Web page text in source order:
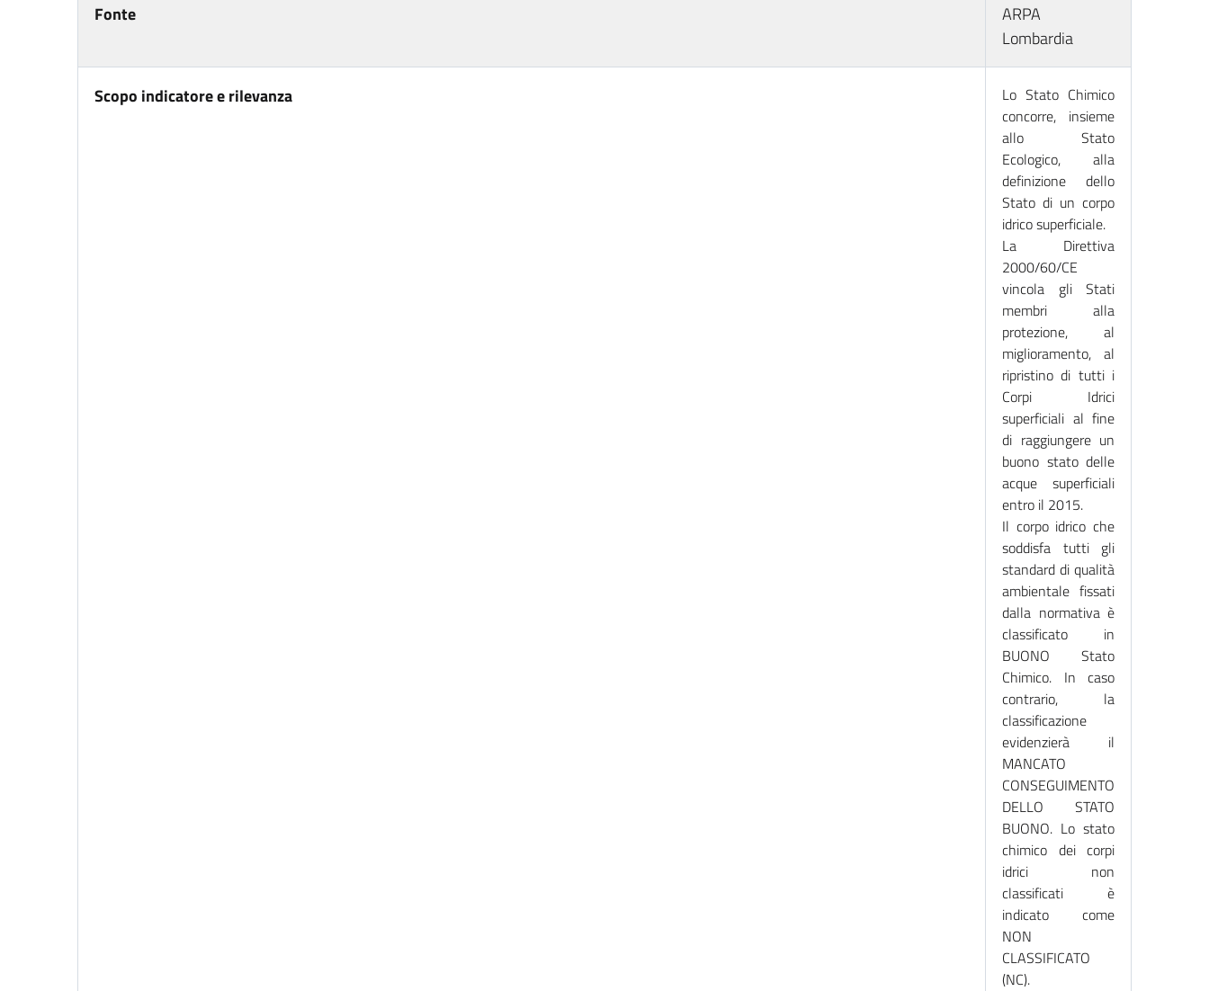
Fonte
ARPA
Lombardia
Scopo indicatore e rilevanza
Lo Stato Chimico
concorre, insieme
allo Stato
Ecologico, alla
definizione dello
Stato di un corpo
idrico superficiale.
La Direttiva
2000/60/CE
vincola gli Stati
membri alla
protezione, al
miglioramento, al
ripristino di tutti i
Corpi Idrici
superficiali al fine
di raggiungere un
buono stato delle
acque superficiali
entro il 2015.
Il corpo idrico che
soddisfa tutti gli
standard di qualità
ambientale fissati
dalla normativa è
classificato in
BUONO Stato
Chimico. In caso
contrario, la
classificazione
evidenzierà il
MANCATO
CONSEGUIMENTO
DELLO STATO
BUONO. Lo stato
chimico dei corpi
idrici non
classificati è
indicato come
NON
CLASSIFICATO
(NC).